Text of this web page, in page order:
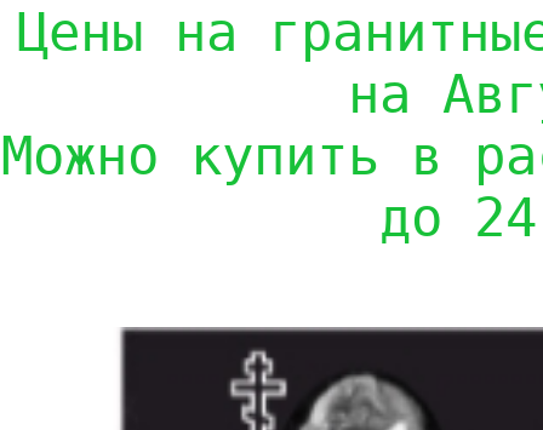
Цены на
на
Можно купить в
до